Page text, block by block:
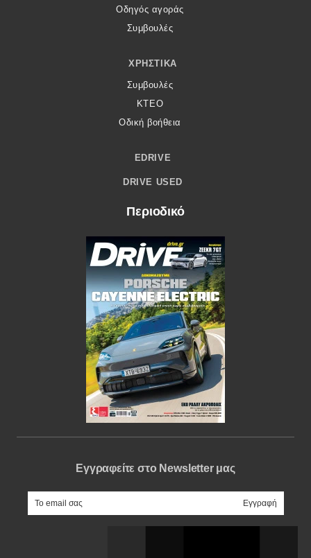
Οδηγός αγοράς
Συμβουλές
ΧΡΗΣΤΙΚΆ
Συμβουλές
ΚΤΕΟ
Οδική βοήθεια
EDRIVE
DRIVE USED
Περιοδικό
Εγγραφείτε στο Newsletter μας
e-mail